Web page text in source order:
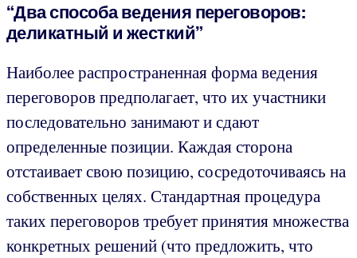
“Два способа ведения переговоров:
деликатный и жесткий”
Наиболее распространенная форма ведения
переговоров предполагает, что их участники
последовательно занимают и сдают
определенные позиции. Каждая сторона
отстаивает свою позицию, сосредоточиваясь на
собственных целях. Стандартная процедура
таких переговоров требует принятия множества
конкретных решений (что предложить, что